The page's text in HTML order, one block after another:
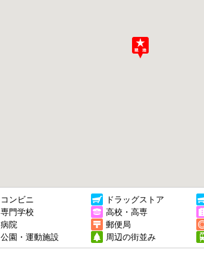
コンビニ ドラッグストア
専門学校 高校・高専
病院 郵便局
公園・運動施設 周辺の街並み